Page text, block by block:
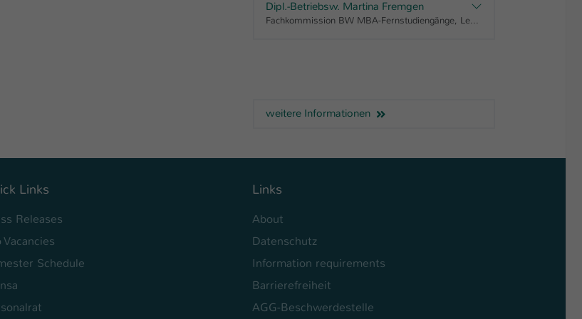
Dipl.-Betriebsw. Martina Fremgen
Fachkommission BW MBA-Fernstudiengänge, Lehrkraft im MBA Innovations-Management, Lehrkraft im MBA Marketing-Management, Lehrkraft im MBA Motorsport-Management, Lehrkraft im MBA Sport-Management, Lehrkraft im MBA Vertriebsingenieur/in
weitere Informationen
Links
Releases
Vacancies
Schedule
Links
About
Datenschutz
Information requirements
Barrierefreiheit
AGG-Beschwerdestelle